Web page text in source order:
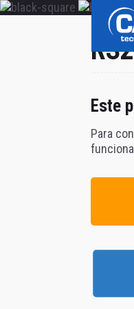
Este
Para